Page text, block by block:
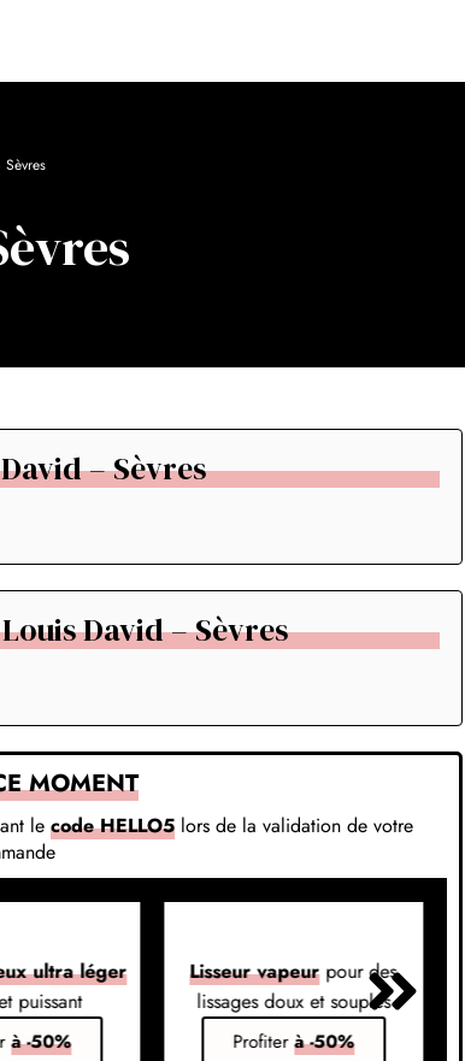
– Sèvres
David – Sèvres
MOMENT
le code HELLO5lors de la validation de votre
ultra léger
puissant
à -50%
Lisseur vapeurpour des
lissages doux et souples
Profiterà -50%